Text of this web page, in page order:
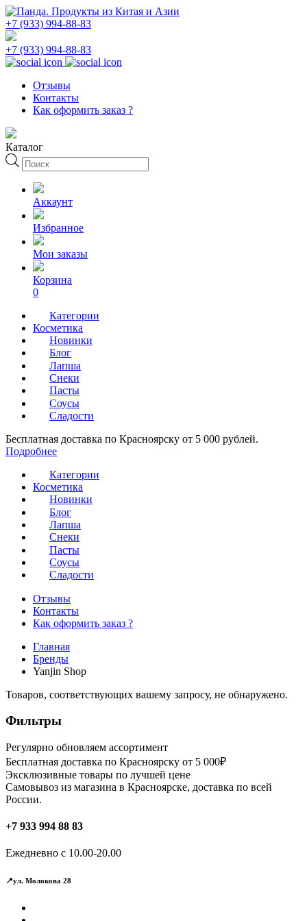
+7 (933) 994-88-83
+7 (933) 994-88-83
Отзывы
Контакты
Как оформить заказ ?
Каталог
Поиск
товаров
Аккаунт
Избранное
Мои заказы
Корзина
0
Категории
Косметика
Новинки
Блог
Лапша
Снеки
Пасты
Соусы
Сладости
Бесплатная доставка по Красноярску от 5 000 рублей.
Подробнее
Категории
Косметика
Новинки
Блог
Лапша
Снеки
Пасты
Соусы
Сладости
Отзывы
Контакты
Как оформить заказ ?
Главная
Бренды
Yanjin Shop
Товаров, соответствующих вашему запросу, не обнаружено.
Фильтры
Регулярно обновляем ассортимент
Бесплатная доставка по Красноярску от 5 000₽
Эксклюзивные товары по лучшей цене
Самовывоз из магазина в Красноярске, доставка по всей
России.
+7 933 994 88 83
Ежедневно с 10.00-20.00
📍ул. Молокова 28